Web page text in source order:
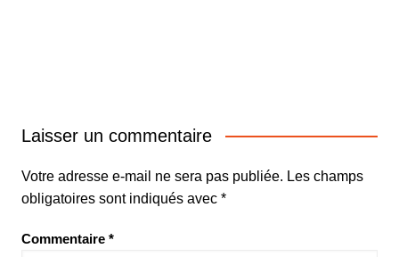
Laisser un commentaire
Votre adresse e-mail ne sera pas publiée. Les champs
obligatoires sont indiqués avec *
Commentaire *